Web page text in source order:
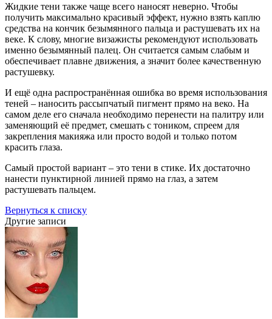
Жидкие тени также чаще всего наносят неверно. Чтобы
получить максимально красивый эффект, нужно взять каплю
средства на кончик безымянного пальца и растушевать их на
веке. К слову, многие визажисты рекомендуют использовать
именно безымянный палец. Он считается самым слабым и
обеспечивает плавне движения, а значит более качественную
растушевку.
И ещё одна распространённая ошибка во время использования
теней – наносить рассыпчатый пигмент прямо на веко. На
самом деле его сначала необходимо перенести на палитру или
заменяющий её предмет, смешать с тоником, спреем для
закрепления макияжа или просто водой и только потом
красить глаза.
Самый простой вариант – это тени в стике. Их достаточно
нанести пунктирной линией прямо на глаз, а затем
растушевать пальцем.
Вернуться к списку
Другие записи